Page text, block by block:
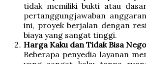
tidak memiliki bukti atau
pertanggungjawaban
ini, proyek berjalan dengan
biaya yang sangat tinggi.
Harga Kaku dan Tidak Bisa Nego
Beberapa penyedia layanan